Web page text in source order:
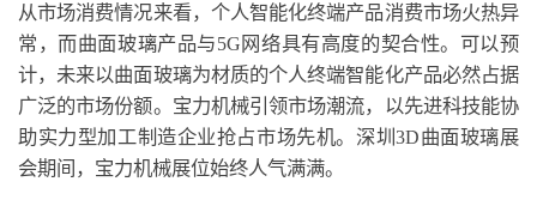
从市场消费情况来看，个人智能化终端产品消费市场火热异
常，而曲面玻璃产品与5G网络具有高度的契合性。可以预
计，未来以曲面玻璃为材质的个人终端智能化产品必然占据
广泛的市场份额。宝力机械引领市场潮流，以先进科技能协
助实力型加工制造企业抢占市场先机。深圳3D曲面玻璃展
会期间，宝力机械展位始终人气满满。